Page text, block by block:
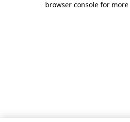
browser console for